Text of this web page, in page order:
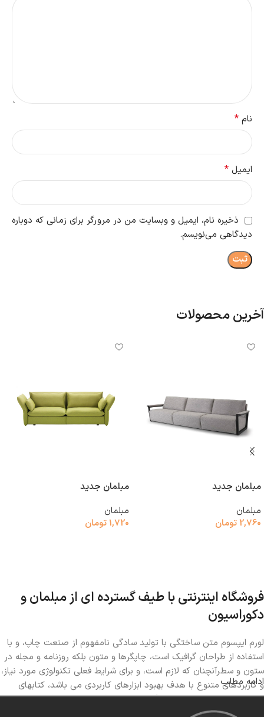
نام *
ایمیل *
ذخیره نام، ایمیل و وبسایت من در مرورگر برای زمانی که دوباره
دیدگاهی می‌نویسم.
آخرین محصولات
مبلمان جدید
مبلمان
2,760تومان
مبلمان جدید
مبلمان
1,720تومان
فروشگاه اینترنتی با طیف گسترده ای از مبلمان و
دکوراسیون
لورم ایپسوم متن ساختگی با تولید سادگی نامفهوم از صنعت چاپ، و با
استفاده از طراحان گرافیک است، چاپگرها و متون بلکه روزنامه و مجله در
ستون و سطرآنچنان که لازم است، و برای شرایط فعلی تکنولوژی مورد نیاز،
و کاربردهای متنوع با هدف بهبود ابزارهای کاربردی می باشد، کتابهای
زیادی در شصت و سه درصد گذشته حال و آینده، شناخت فراوان جامعه
و متخصصان را می طلبد، تا با نرم افزارها شناخت بیشتری را برای طراحان
ادامه مطلب